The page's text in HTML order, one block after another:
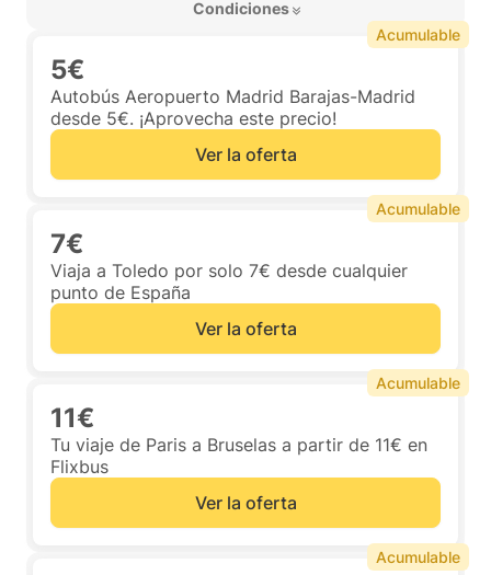
Condiciones
5€
Autobús Aeropuerto Madrid Barajas-Madrid
desde 5€. ¡Aprovecha este precio!
Ver la oferta
Acumulable
7€
Viaja a Toledo por solo 7€ desde cualquier
punto de España
Ver la oferta
Acumulable
11€
Tu viaje de Paris a Bruselas a partir de 11€ en
Flixbus
Ver la oferta
Acumulable
Acumulable